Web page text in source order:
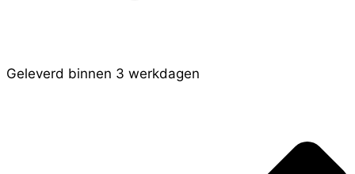
Geleverd binnen 3 werkdagen